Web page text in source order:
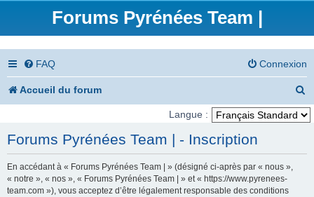
Forums Pyrénées Team |
FAQ Connexion
Accueil du forum
e
h
Langue :
Forums Pyrénées Team | - Inscription
En accédant à « Forums Pyrénées Team | » (désigné ci-après par « nous »,
« notre », « nos », « Forums Pyrénées Team | » et « https://www.pyrenees-
team.com »), vous acceptez d’être légalement responsable des conditions